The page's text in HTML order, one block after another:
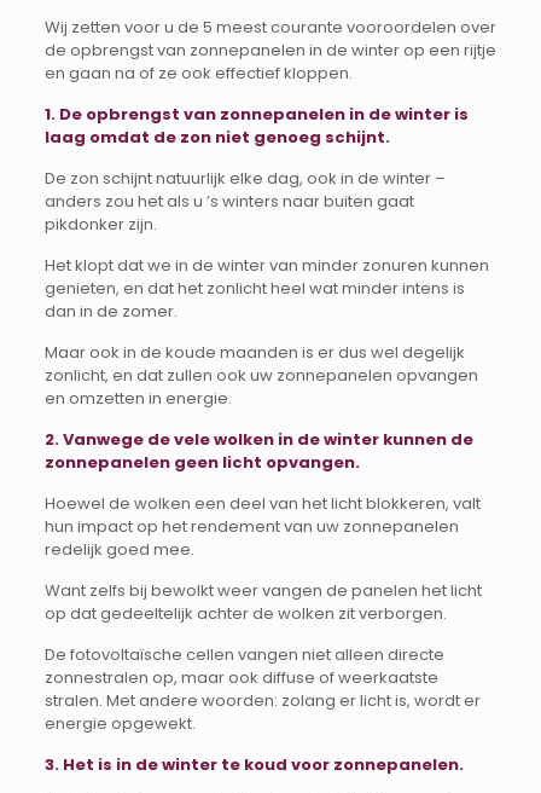
Wij zetten voor u de 5 meest courante vooroordelen over
de opbrengst van zonnepanelen in de winter op een rijtje
en gaan na of ze ook effectief kloppen.
1. De opbrengst van zonnepanelen in de winter is
laag omdat de zon niet genoeg schijnt.
De zon schijnt natuurlijk elke dag, ook in de winter –
anders zou het als u ’s winters naar buiten gaat
pikdonker zijn.
Het klopt dat we in de winter van minder zonuren kunnen
genieten, en dat het zonlicht heel wat minder intens is
dan in de zomer.
Maar ook in de koude maanden is er dus wel degelijk
zonlicht, en dat zullen ook uw zonnepanelen opvangen
en omzetten in energie.
2. Vanwege de vele wolken in de winter kunnen de
zonnepanelen geen licht opvangen.
Hoewel de wolken een deel van het licht blokkeren, valt
hun impact op het rendement van uw zonnepanelen
redelijk goed mee.
Want zelfs bij bewolkt weer vangen de panelen het licht
op dat gedeeltelijk achter de wolken zit verborgen.
De fotovoltaïsche cellen vangen niet alleen directe
zonnestralen op, maar ook diffuse of weerkaatste
stralen. Met andere woorden: zolang er licht is, wordt er
energie opgewekt.
3. Het is in de winter te koud voor zonnepanelen.